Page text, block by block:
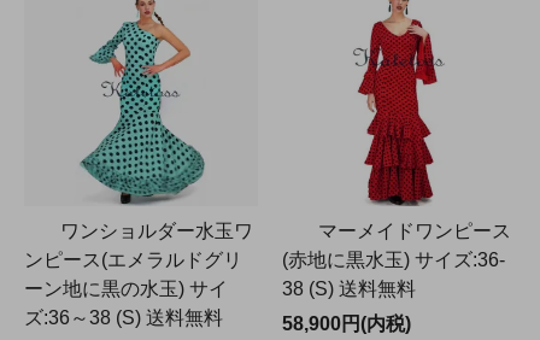
ワンショルダー水玉ワ
ンピース(エメラルドグリ
ーン地に黒の水玉) サイ
ズ:36～38 (S) 送料無料
マーメイドワンピース
(赤地に黒水玉) サイズ:36-
38 (S) 送料無料
58,900円(内税)